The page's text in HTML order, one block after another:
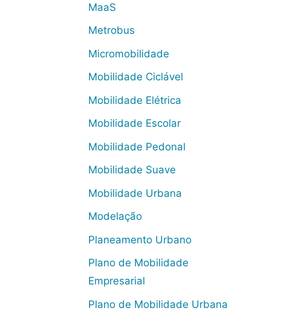
MaaS
Metrobus
Micromobilidade
Mobilidade Ciclável
Mobilidade Elétrica
Mobilidade Escolar
Mobilidade Pedonal
Mobilidade Suave
Mobilidade Urbana
Modelação
Planeamento Urbano
Plano de Mobilidade
Empresarial
Plano de Mobilidade Urbana